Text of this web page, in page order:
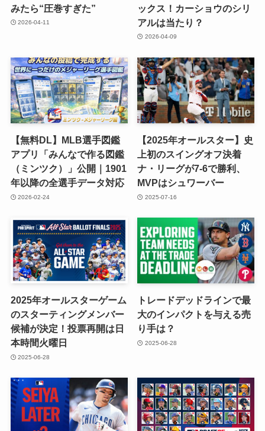
みたら“圧巻すぎた”
2026-04-11
ックス！カーショウのシリ
アルは当たり？
2026-04-09
【無料DL】MLB選手図鑑
アプリ「みんなで作る図鑑
（ミンツク）」公開｜1901
年以降の全選手データ対応
2026-02-24
【2025年オールスター】史
上初のスイングオフ決着
ナ・リーグが7-6で勝利、
MVPはシュワーバー
2025-07-16
2025年オールスターゲーム
のスターティングメンバー
候補が決定！投票再開は日
本時間火曜日
2025-06-28
トレードデッドラインで最
大のインパクトを与える売
り手は？
2025-06-28